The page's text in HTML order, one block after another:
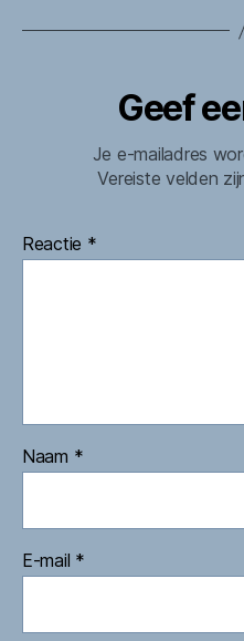
Geef
Je e-mailadres
Vereiste velden
Reactie *
Naam *
E-mail *